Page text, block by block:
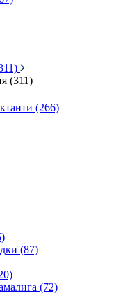
(311)
(266)
(87)
(72)